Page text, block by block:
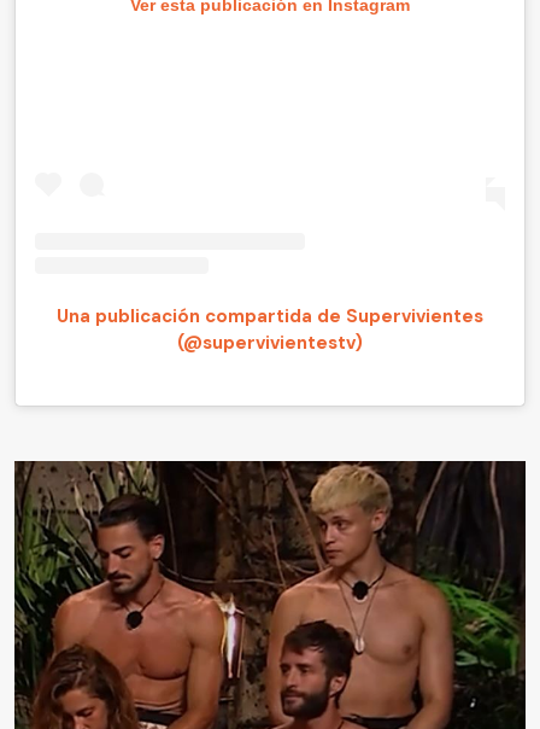
Ver esta publicación en Instagram
Una publicación compartida de Supervivientes
(@supervivientestv)